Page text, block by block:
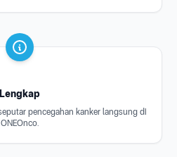
Lengkap
pencegahan kanker langsung di
ONEOnco.